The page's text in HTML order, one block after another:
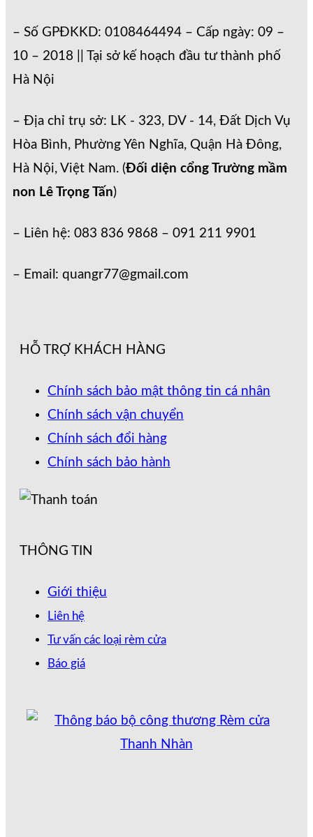
– Số GPĐKKD: 0108464494 – Cấp ngày: 09 –
10 – 2018 || Tại sở kế hoạch đầu tư thành phố
Hà Nội
– Địa chỉ trụ sở: LK - 323, DV - 14, Đất Dịch Vụ
Hòa Bình, Phường Yên Nghĩa, Quận Hà Đông,
Hà Nội, Việt Nam. (Đối diện cổng Trường mầm
non Lê Trọng Tấn)
– Liên hệ: 083 836 9868 – 091 211 9901
– Email: quangr77@gmail.com
HỖ TRỢ KHÁCH HÀNG
Chính sách bảo mật thông tin cá nhân
Chính sách vận chuyển
Chính sách đổi hàng
Chính sách bảo hành
THÔNG TIN
Giới thiệu
Liên hệ
Tư vấn các loại rèm cửa
Báo giá